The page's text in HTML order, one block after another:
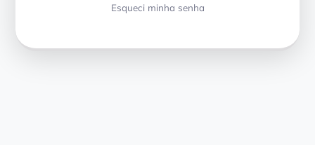
Esqueci minha senha